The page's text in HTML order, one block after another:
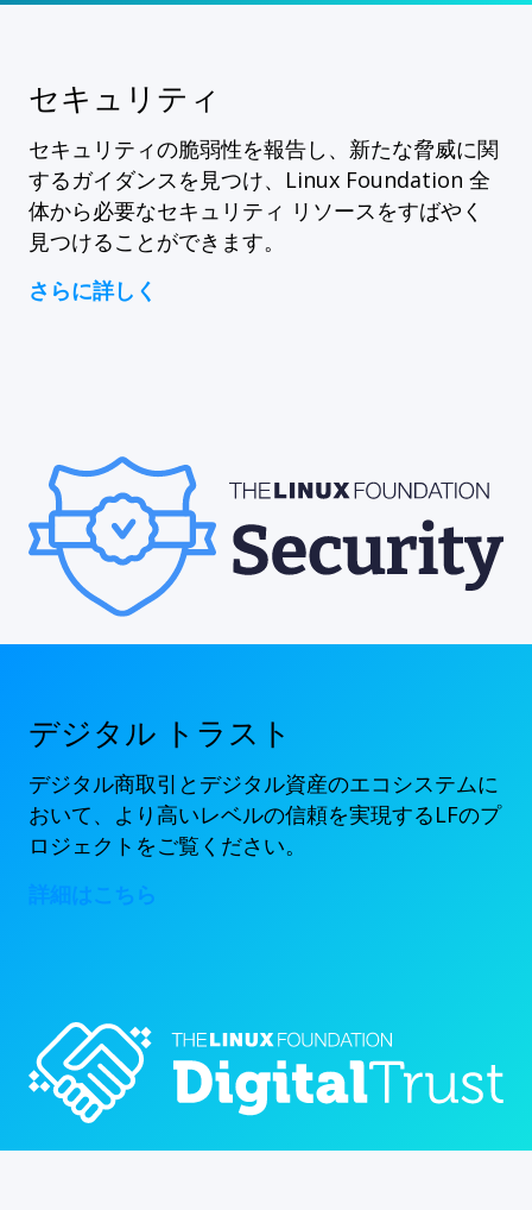
セキュリティ
セキュリティの脆弱性を報告し、新たな脅威に関
するガイダンスを見つけ、Linux Foundation 全
体から必要なセキュリティ リソースをすばやく
見つけることができます。
さらに詳しく
デジタル トラスト
デジタル商取引とデジタル資産のエコシステムに
おいて、より高いレベルの信頼を実現するLFのプ
ロジェクトをご覧ください。
詳細はこちら